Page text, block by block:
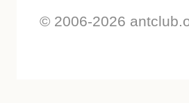
© 2006-2026